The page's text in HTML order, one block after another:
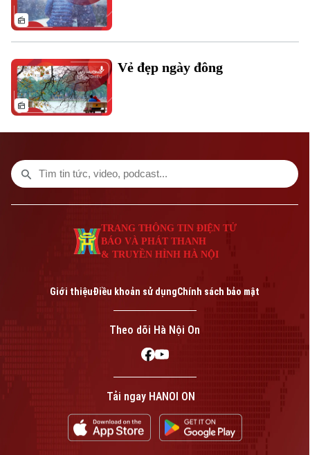
phép số: Số 63/GP-TTDT, cấp ngày 10/05/2023
TRANG THÔNG TIN ĐIỆN TỬ
CỦA CƠ QUAN BÁO VÀ PHÁT THANH TRUYỀN HÌNH HÀ NỘI
Số 3-5 Huỳnh Thúc Kháng-Phường Láng-Hà Nội
Vẻ đẹp ngày đông
TRANG THÔNG TIN ĐIỆN TỬ
BÁO VÀ PHÁT THANH
& TRUYỀN HÌNH HÀ NỘI
Giới thiệuĐiều khoản sử dụngChính sách bảo mật
Theo dõi Hà Nội On
Tải ngay HANOI ON